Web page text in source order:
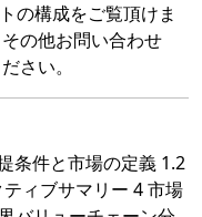
の構成をご覧頂けま
の他お問い合わせ
さい。
条件と市場の定義 1.2
ィブサマリー 4 市場